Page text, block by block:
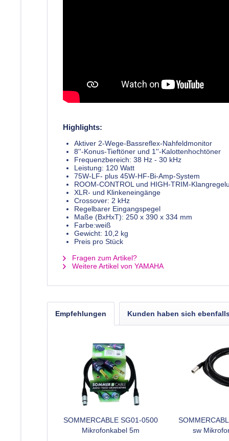
Highlights:
Aktiver 2-Wege-Bassreflex-Nahfeldmonitor
8''-Konus-Tieftöner und 1''-Kalottenhochtöner
Frequenzbereich: 38 Hz - 30 kHz
Leistung: 120 Watt
75W-LF- plus 45W-HF-Bi-Amp-System
ROOM-CONTROL und HIGH-TRIM-
XLR- und Klinkeneingänge
Crossover: 2 kHz
Regelbarer Eingangspegel
Maße (BxHxT): 250 x 390 x 334 mm
Farbe:weiß
Gewicht: 10,2 kg
Preis pro Stück
Fragen zum Artikel?
Weitere Artikel von YAMAHA
Empfehlungen Kunden haben sich
SOMMERCABLE SG01-0500
Mikrofonkabel 5m
sw